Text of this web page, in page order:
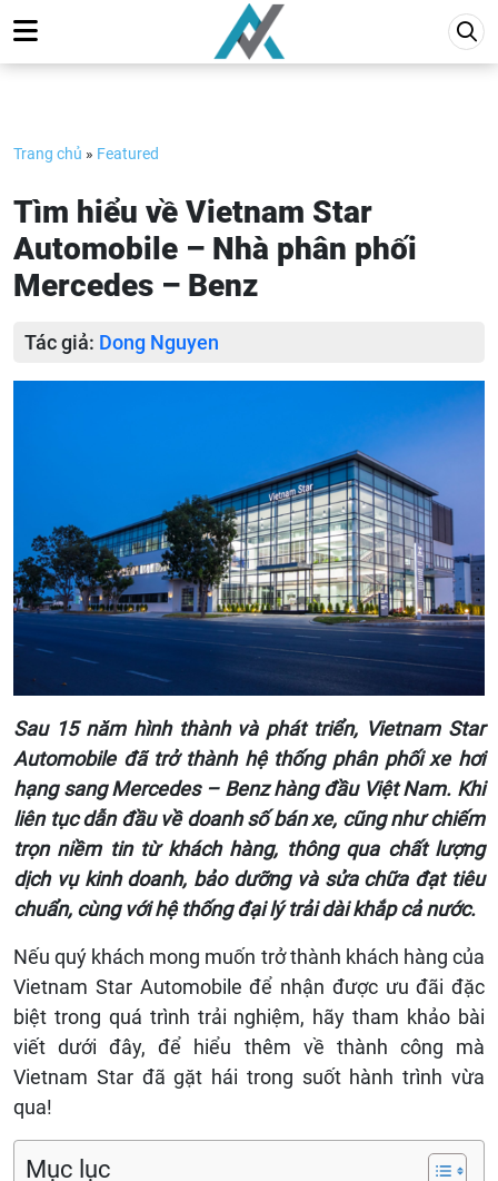
to
content
Trang chủ » Featured
Tìm hiểu về Vietnam Star
Automobile – Nhà phân phối
Mercedes – Benz
Tác giả: Dong Nguyen
Sau 15 năm hình thành và phát triển, Vietnam Star
Automobile đã trở thành hệ thống phân phối xe hơi
hạng sang Mercedes – Benz hàng đầu Việt Nam. Khi
liên tục dẫn đầu về doanh số bán xe, cũng như chiếm
trọn niềm tin từ khách hàng, thông qua chất lượng
dịch vụ kinh doanh, bảo dưỡng và sửa chữa đạt tiêu
chuẩn, cùng với hệ thống đại lý trải dài khắp cả nước.
Nếu quý khách mong muốn trở thành khách hàng của
Vietnam Star Automobile để nhận được ưu đãi đặc
biệt trong quá trình trải nghiệm, hãy tham khảo bài
viết dưới đây, để hiểu thêm về thành công mà
Vietnam Star đã gặt hái trong suốt hành trình vừa
qua!
Mục lục